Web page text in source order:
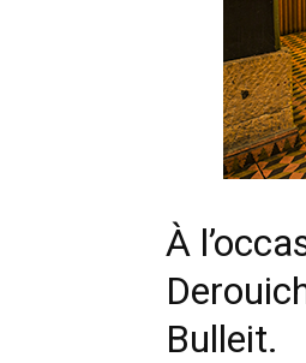
À
Bulleit.